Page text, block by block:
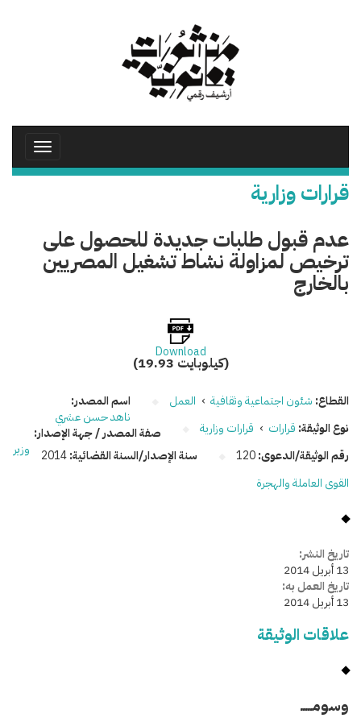
Toggle
قرارات وزارية
عدم قبول طلبات جديدة للحصول على
ترخيص لمزاولة نشاط تشغيل المصريين
بالخارج
Download
(19.93 كيلوبايت)
القطاع: شئون اجتماعية وثقافية › العمل
نوع الوثيقة: قرارات › قرارات وزارية
رقم الوثيقة/الدعوى:120 سنة الإصدار/السنة القضائية:2014
اسم المصدر:
ناهد حسن عشري
صفة المصدر / جهة الإصدار:
وزير
القوى العاملة والهجرة
تاريخ النشر:
13 أبريل 2014
تاريخ العمل به:
13 أبريل 2014
علاقات الوثيقة
وسومـــــ